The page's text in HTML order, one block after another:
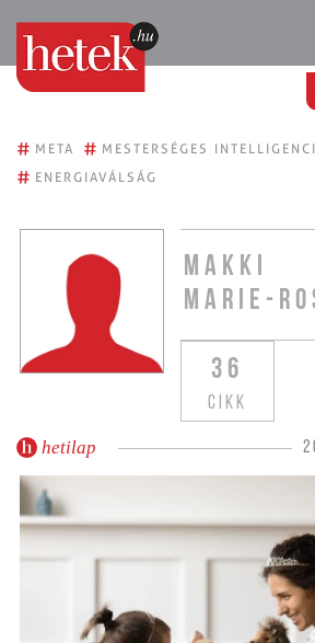
# META # MESTERSÉGES
# ENERGIAVÁLSÁG
MAKKI
MARIE-
36
CIKK
hetilap